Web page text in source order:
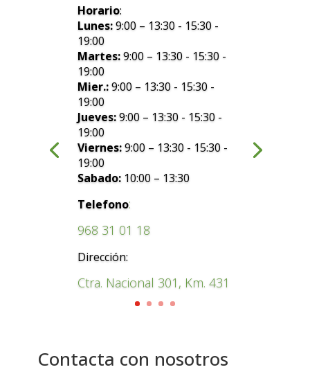
Horario:
Lunes:9:00 – 13:30 - 15:30 -
19:00
Martes:9:00 – 13:30 - 15:30 -
19:00
Mier.:9:00 – 13:30 - 15:30 -
19:00
Jueves:9:00 – 13:30 - 15:30 -
19:00
Viernes:9:00 – 13:30 - 15:30 -
19:00
Sabado: 10:00 – 13:30
Telefono:
968 31 01 18
Dirección:
Ctra. Nacional 301, Km. 431
Contacta con nosotros